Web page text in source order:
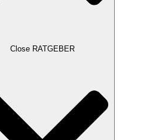
Close RATGEBER